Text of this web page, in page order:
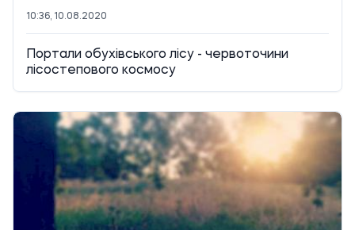
10:36, 10.08.2020
Портали обухівського лісу - червоточини
лісостепового космосу